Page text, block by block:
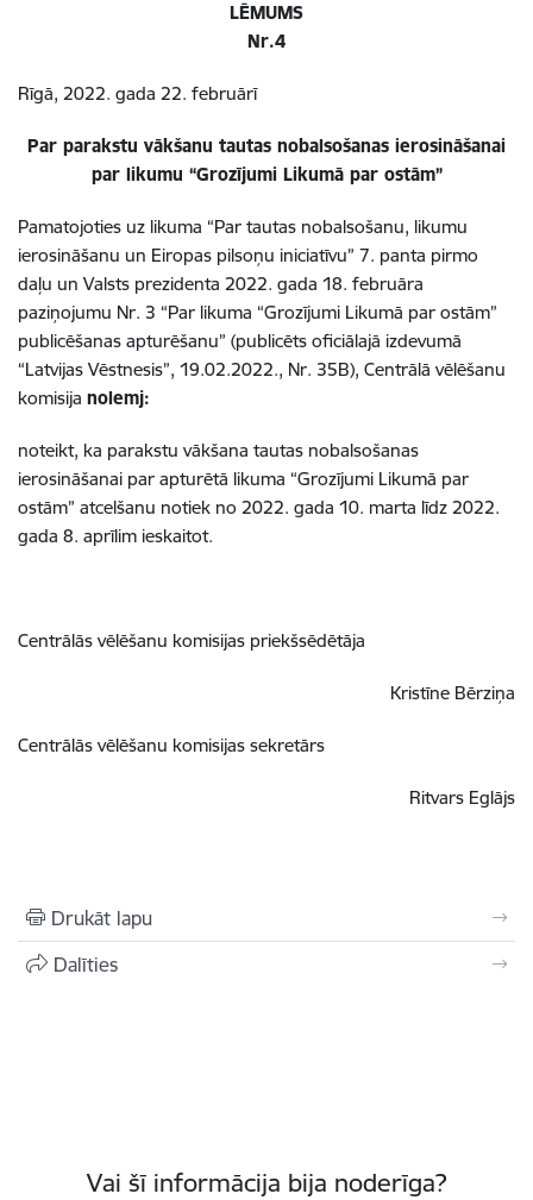
LĒMUMS
Nr.4
Rīgā, 2022. gada 22. februārī
Par parakstu vākšanu tautas nobalsošanas ierosināšanai
par likumu “Grozījumi Likumā par ostām”
Pamatojoties uz likuma “Par tautas nobalsošanu, likumu
ierosināšanu un Eiropas pilsoņu iniciatīvu” 7. panta pirmo
daļu un Valsts prezidenta 2022. gada 18. februāra
paziņojumu Nr. 3 “Par likuma “Grozījumi Likumā par ostām”
publicēšanas apturēšanu” (publicēts oficiālajā izdevumā
“Latvijas Vēstnesis”, 19.02.2022., Nr. 35B), Centrālā vēlēšanu
komisija nolemj:
noteikt, ka parakstu vākšana tautas nobalsošanas
ierosināšanai par apturētā likuma “Grozījumi Likumā par
ostām” atcelšanu notiek no 2022. gada 10. marta līdz 2022.
gada 8. aprīlim ieskaitot.
Centrālās vēlēšanu komisijas priekšsēdētāja
Kristīne Bērziņa
Centrālās vēlēšanu komisijas sekretārs
Ritvars Eglājs
Drukāt lapu
Dalīties
Vai šī informācija bija noderīga?